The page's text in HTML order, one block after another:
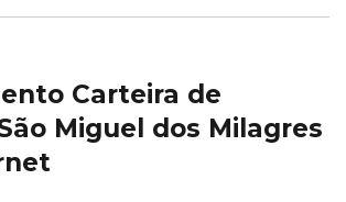
Carteira de
Miguel dos Milagres